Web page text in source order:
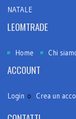
NATALE
LEOMTRADE
Home Chi
ACCOUNT
Login o Crea un